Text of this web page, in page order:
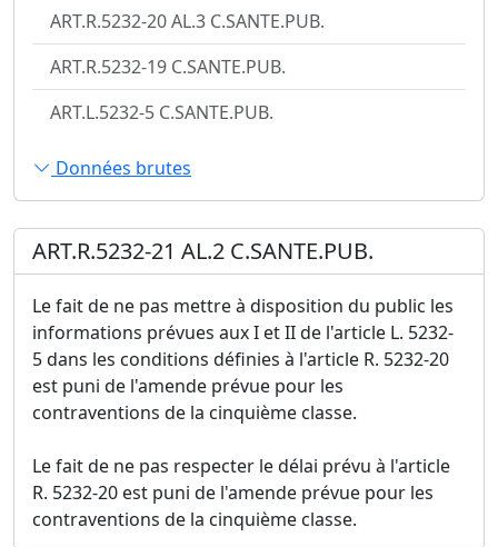
ART.R.5232-20 AL.3 C.SANTE.PUB.
ART.R.5232-19 C.SANTE.PUB.
ART.L.5232-5 C.SANTE.PUB.
Données brutes
ART.R.5232-21 AL.2 C.SANTE.PUB.
Le fait de ne pas mettre à disposition du public les
informations prévues aux I et II de l'article L. 5232-
5 dans les conditions définies à l'article R. 5232-20
est puni de l'amende prévue pour les
contraventions de la cinquième classe.
Le fait de ne pas respecter le délai prévu à l'article
R. 5232-20 est puni de l'amende prévue pour les
contraventions de la cinquième classe.